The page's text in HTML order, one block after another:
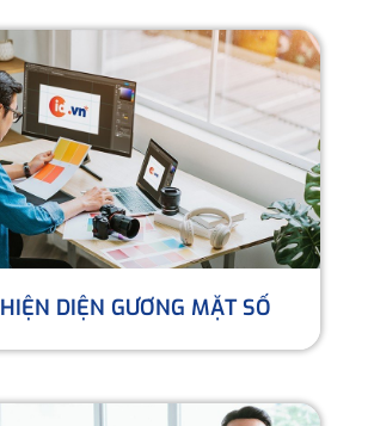
HIỆN DIỆN GƯƠNG MẶT SỐ